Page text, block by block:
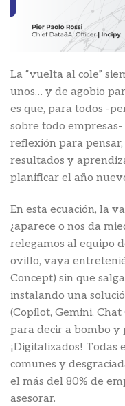
La “vuelta al cole”
unos… y de agobio
es que, para todos -
sobre todo
reflexión para
resultados y
planificar el año
En esta ecuación, la
¿aparece o nos da
relegamos al equipo
ovillo, vaya
Concept) sin que
instalando una
(Copilot, Gemini,
para decir a bombo y
¡Digitalizados! Todas
comunes y
el más del 80% de
asesorar.